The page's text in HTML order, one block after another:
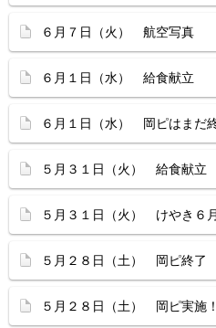
６月７日（火） 航空写真
６月１日（水） 給食献立
６月１日（水） 岡ピはまだ
５月３１日（火） 給食献立
５月３１日（火） けやき６
５月２８日（土） 岡ピ終了
５月２８日（土） 岡ピ実施！